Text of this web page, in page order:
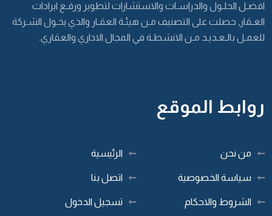
افضـل الحلـول والدراسـات والاستشارات لتطوير ورفـع ايرادات
العـقار, حصلت على التصنيف مـن هيئـة العقـار والذي يخـول الشـركة
للعمـل بالـعـديـد مـن الانشطـة في المجال الاداري والعقاري.
روابط الموقع
الرئيسية من نحن
اتصل بنا سياسة الخصوصية
تسجيل الدخول الشروط والاحكام